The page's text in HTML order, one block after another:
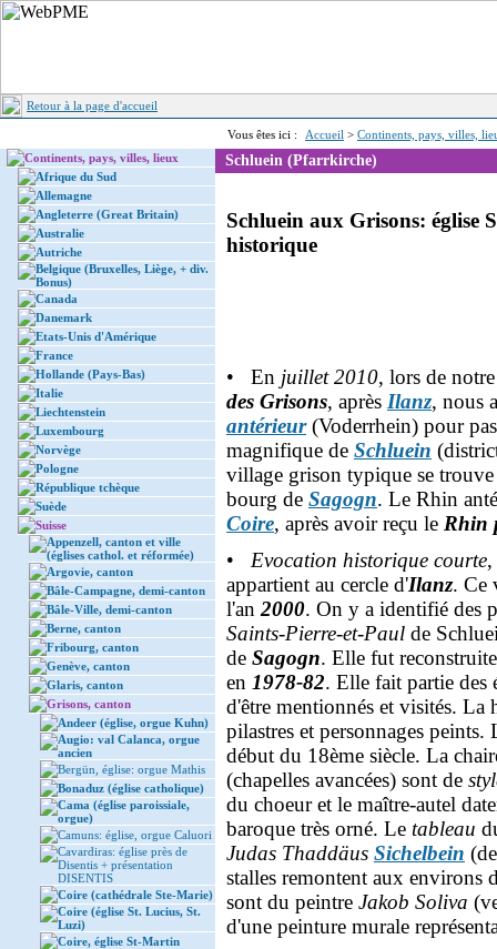
Retour à la page d'accueil
Vous êtes ici : Accueil > Continents, pays, villes,
Continents, pays, villes, lieux
Afrique du Sud
Allemagne
Angleterre (Great Britain)
Australie
Autriche
Belgique (Bruxelles, Liège, + div.
Bonus)
Canada
Danemark
Etats-Unis d'Amérique
France
Hollande (Pays-Bas)
Italie
Liechtenstein
Luxembourg
Norvège
Pologne
République tchèque
Suède
Suisse
Appenzell, canton et ville
(églises cathol. et réformée)
Argovie, canton
Bâle-Campagne, demi-canton
Bâle-Ville, demi-canton
Berne, canton
Fribourg, canton
Genève, canton
Glaris, canton
Grisons, canton
Andeer (église, orgue Kuhn)
Augio: val Calanca, orgue
ancien
Bergün, église: orgue Mathis
Bonaduz (église catholique)
Cama (église paroissiale,
orgue)
Camuns: église, orgue Caluori
Cavardiras: église près de
Disentis + présentation
DISENTIS
Coire (cathédrale Ste-Marie)
Coire (église St. Lucius, St.
Luzi)
Coire, église St-Martin
Schluein (Pfarrkirche)
Schluein aux Grisons: église
historique
• En juillet 2010, lors de
des Grisons, après Ilanz, nous
antérieur(Voderrhein) pour
magnifique de Schluein
village grison typique se trouve
bourg de Sagogn. Le Rhin
Coire, après avoir reçu le Rhin
• Evocation historique courte,
appartient au cercle d'Ilanz. Ce
l'an 2000. On y a identifié des
Saints-Pierre-et-Paul de
de Sagogn. Elle fut
en 1978-82. Elle fait partie des
d'être mentionnés et visités. La
pilastres et personnages
début du 18ème siècle. La
(chapelles avancées) sont de
du choeur et le maître-autel
baroque très orné. Le tableau
Judas Thaddäus Sichelbein
stalles remontent aux environs
sont du peintre Jakob Soliva
d'une peinture murale